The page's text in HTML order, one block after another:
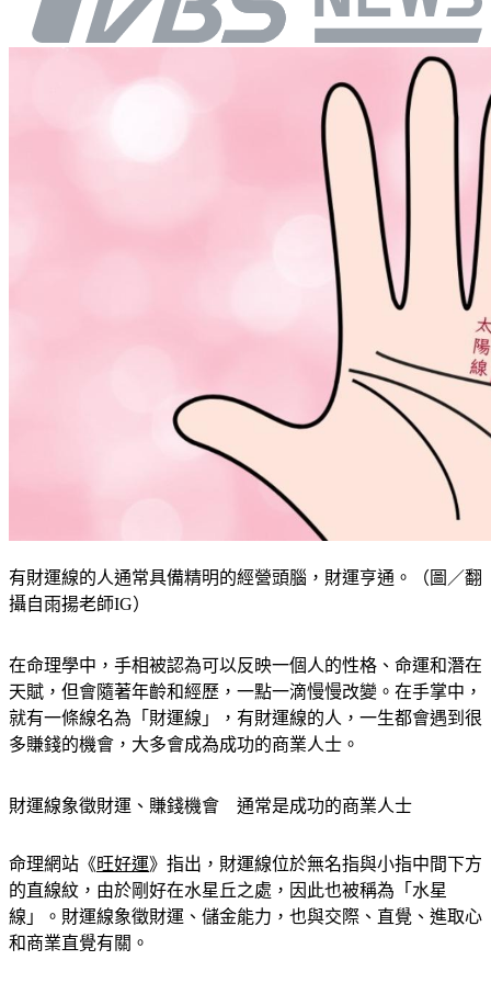
有財運線的人通常具備精明的經營頭腦，財運亨通。（圖／翻
攝自雨揚老師IG）
在命理學中，手相被認為可以反映一個人的性格、命運和潛在
天賦，但會隨著年齡和經歷，一點一滴慢慢改變。在手掌中，
就有一條線名為「財運線」，有財運線的人，一生都會遇到很
多賺錢的機會，大多會成為成功的商業人士。
財運線象徵財運、賺錢機會　通常是成功的商業人士
命理網站《旺好運》指出，財運線位於無名指與小指中間下方
的直線紋，由於剛好在水星丘之處，因此也被稱為「水星
線」。財運線象徵財運、儲金能力，也與交際、直覺、進取心
和商業直覺有關。